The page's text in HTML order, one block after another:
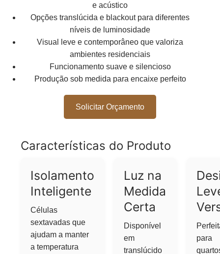
e acústico
Opções translúcida e blackout para diferentes
níveis de luminosidade
Visual leve e contemporâneo que valoriza
ambientes residenciais
Funcionamento suave e silencioso
Produção sob medida para encaixe perfeito
Solicitar Orçamento
Características do Produto
Isolamento
Inteligente
Células
sextavadas que
ajudam a manter
a temperatura
Luz na
Medida
Certa
Disponível
em
translúcido
para